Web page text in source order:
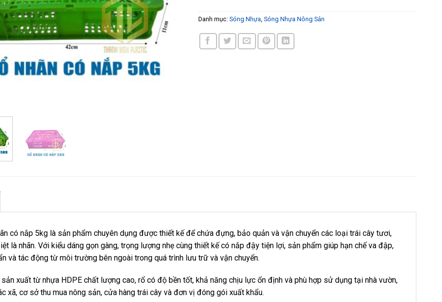
Danh mục: Sóng Nhựa Sóng Nhựa Nông Sản
có nắp 5kg là sản phẩm chuyên dụng được thiết kế để chứa đựng, bảo quản và vận chuyển các loại trái cây tươi,
là nhãn. Với kiểu dáng gọn gàng, trọng lượng nhẹ cùng thiết kế có nắp đậy tiện lợi, sản phẩm giúp hạn chế va đập,
và tác động từ môi trường bên ngoài trong quá trình lưu trữ và vận chuyển.
xuất từ nhựa HDPE chất lượng cao, rổ có độ bền tốt, khả năng chịu lực ổn định và phù hợp sử dụng tại nhà vườn,
xã, cơ sở thu mua nông sản, cửa hàng trái cây và đơn vị đóng gói xuất khẩu.